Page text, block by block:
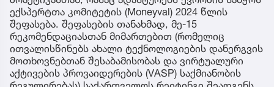
ექსპერტთა კომიტეტის (Moneyval) 2024 წლის
შეფასება. შეფასების თანახმად, მე-15
რეკომენდაციასთან მიმართებით (რომელიც
ითვალისწინებს ახალი ტექნოლოგიების დანერგვის
მოთხოვნებთან შესაბამისობას და ვირტუალური
აქტივების პროვაიდერების (VASP) საქმიანობის